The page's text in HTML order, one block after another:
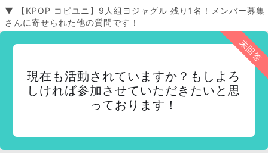
▼ 【KPOP コピユニ】9人組ヨジャグル 残り1名！メンバー募集
さんに寄せられた他の質問です！
未回答
現在も活動されていますか？もしよろ
しければ参加させていただきたいと思
っております！